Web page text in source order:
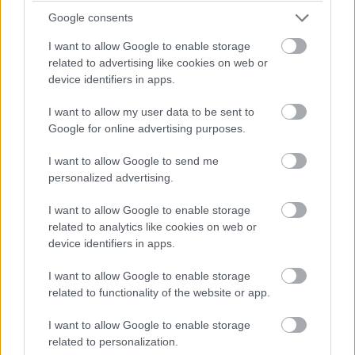
Google consents
I want to allow Google to enable storage
related to advertising like cookies on web or
device identifiers in apps.
I want to allow my user data to be sent to
Google for online advertising purposes.
I want to allow Google to send me
personalized advertising.
I want to allow Google to enable storage
related to analytics like cookies on web or
device identifiers in apps.
I want to allow Google to enable storage
related to functionality of the website or app.
I want to allow Google to enable storage
related to personalization.
francia Champagne régióban fejlesztették
ki és ma is ezt használják a legmagasabb
minőségű pezsgők, például a Cremant, a
Cava és egyéb prémium termékek
előállításához.
érdemes felidéznia hagyományos
eljárás lépéseit, menetét:
Első erjesztés és alapbor készítése
szőlőt leszüretelik, kipréselik, és csendes
bort (az ún. vin clair-t) készítenek belőle,
mint egy normál fehérbor esetében.
Cuvée összeállítása: